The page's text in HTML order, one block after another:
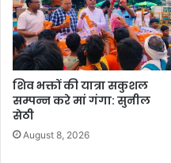
शिव भक्तों की यात्रा सकुशल
सम्पन्न करे मां गंगा: सुनील
सेठी
August 8, 2026